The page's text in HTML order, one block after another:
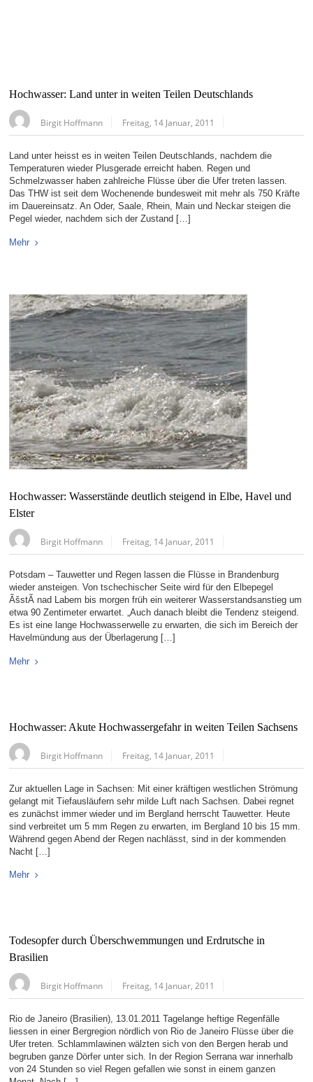
Hochwasser: Land unter in weiten Teilen Deutschlands
Birgit Hoffmann Freitag, 14 Januar, 2011
Land unter heisst es in weiten Teilen Deutschlands, nachdem die
Temperaturen wieder Plusgerade erreicht haben. Regen und
Schmelzwasser haben zahlreiche Flüsse über die Ufer treten lassen.
Das THW ist seit dem Wochenende bundesweit mit mehr als 750 Kräfte
im Dauereinsatz. An Oder, Saale, Rhein, Main und Neckar steigen die
Pegel wieder, nachdem sich der Zustand […]
Mehr
Hochwasser: Wasserstände deutlich steigend in Elbe, Havel und
Elster
Birgit Hoffmann Freitag, 14 Januar, 2011
Potsdam – Tauwetter und Regen lassen die Flüsse in Brandenburg
wieder ansteigen. Von tschechischer Seite wird für den Elbepegel
ÃšstÃ­ nad Labem bis morgen früh ein weiterer Wasserstandsanstieg um
etwa 90 Zentimeter erwartet. „Auch danach bleibt die Tendenz steigend.
Es ist eine lange Hochwasserwelle zu erwarten, die sich im Bereich der
Havelmündung aus der Überlagerung […]
Mehr
Hochwasser: Akute Hochwassergefahr in weiten Teilen Sachsens
Birgit Hoffmann Freitag, 14 Januar, 2011
Zur aktuellen Lage in Sachsen: Mit einer kräftigen westlichen Strömung
gelangt mit Tiefausläufern sehr milde Luft nach Sachsen. Dabei regnet
es zunächst immer wieder und im Bergland herrscht Tauwetter. Heute
sind verbreitet um 5 mm Regen zu erwarten, im Bergland 10 bis 15 mm.
Während gegen Abend der Regen nachlässt, sind in der kommenden
Nacht […]
Mehr
Todesopfer durch Überschwemmungen und Erdrutsche in
Brasilien
Birgit Hoffmann Freitag, 14 Januar, 2011
Rio de Janeiro (Brasilien), 13.01.2011 Tagelange heftige Regenfälle
liessen in einer Bergregion nördlich von Rio de Janeiro Flüsse über die
Ufer treten. Schlammlawinen wälzten sich von den Bergen herab und
begruben ganze Dörfer unter sich. In der Region Serrana war innerhalb
von 24 Stunden so viel Regen gefallen wie sonst in einem ganzen